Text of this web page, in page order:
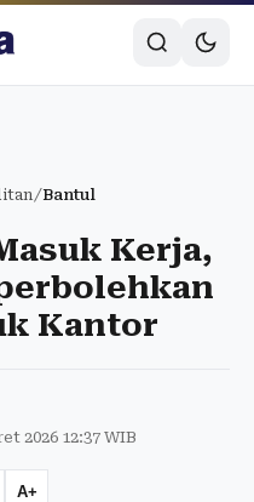
/Bantul
Kerja,
Kantor
2026 12:37 WIB
A+